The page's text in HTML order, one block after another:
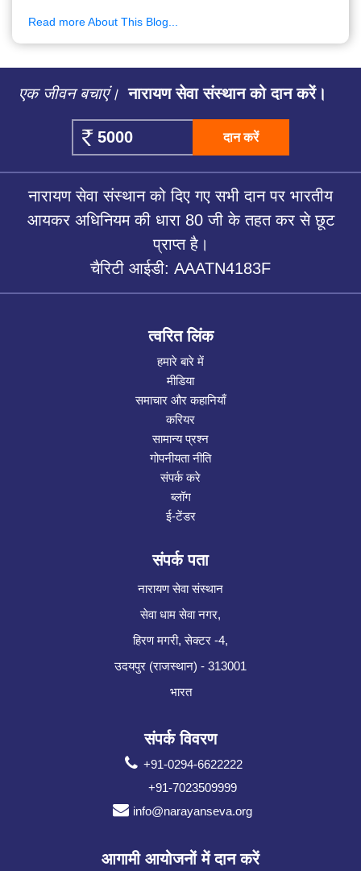
Read more About This Blog...
एक जीवन बचाएं। नारायण सेवा संस्थान को दान करें।
दान करें
नारायण सेवा संस्थान को दिए गए सभी दान पर भारतीय
आयकर अधिनियम की धारा 80 जी के तहत कर से छूट
प्राप्त है।
चैरिटी आईडी: AAATN4183F
त्वरित लिंक
हमारे बारे में
मीडिया
समाचार और कहानियाँ
करियर
सामान्य प्रश्न
गोपनीयता नीति
संपर्क करे
ब्लॉग
ई-टेंडर
संपर्क पता
नारायण सेवा संस्थान
सेवा धाम सेवा नगर,
हिरण मगरी, सेक्टर -4,
उदयपुर (राजस्थान) - 313001
भारत
संपर्क विवरण
+91-0294-6622222
+91-7023509999
info@narayanseva.org
आगामी आयोजनों में दान करें